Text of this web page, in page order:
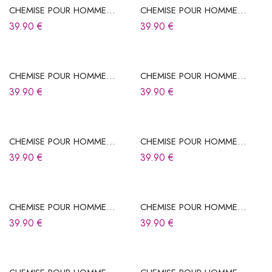
CHEMISE POUR HOMME
BLEUE
39.90€
CHEMISE POUR HOMME
BLEUE
39.90€
CHEMISE POUR HOMME
BLEUE
39.90€
CHEMISE POUR HOMME
BLEUE
39.90€
CHEMISE POUR HOMME
BLEUE
39.90€
CHEMISE POUR HOMME
BLEUE
39.90€
CHEMISE POUR HOMME
BLEUE À CARREAUX
39.90€
CHEMISE POUR HOMME
BLEUE À RAYURES
39.90€